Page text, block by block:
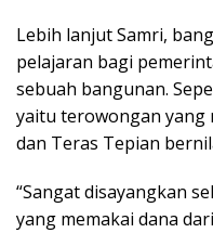
Lebih lanjut Samri,
pelajaran bagi
sebuah bangunan.
yaitu terowongan yang
dan Teras Tepian
“Sangat disayangkan
yang memakai dana